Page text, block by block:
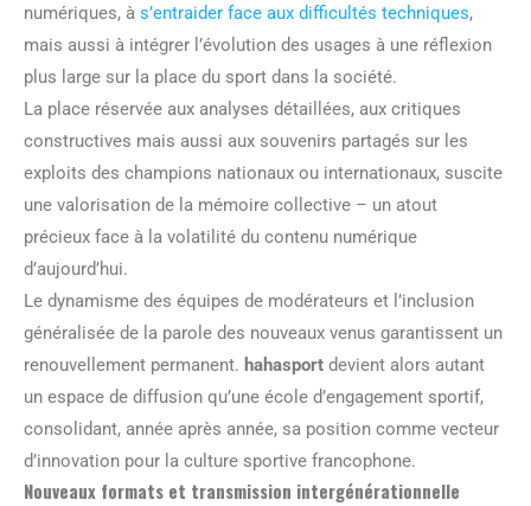
numériques, à s’entraider face aux difficultés techniques,
mais aussi à intégrer l’évolution des usages à une réflexion
plus large sur la place du sport dans la société.
La place réservée aux analyses détaillées, aux critiques
constructives mais aussi aux souvenirs partagés sur les
exploits des champions nationaux ou internationaux, suscite
une valorisation de la mémoire collective – un atout
précieux face à la volatilité du contenu numérique
d’aujourd’hui.
Le dynamisme des équipes de modérateurs et l’inclusion
généralisée de la parole des nouveaux venus garantissent un
renouvellement permanent. hahasport devient alors autant
un espace de diffusion qu’une école d’engagement sportif,
consolidant, année après année, sa position comme vecteur
d’innovation pour la culture sportive francophone.
Nouveaux formats et transmission intergénérationnelle